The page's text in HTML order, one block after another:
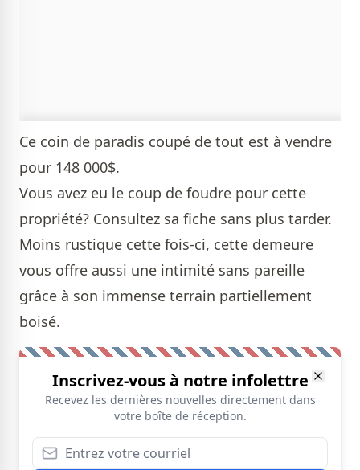
Ce coin de paradis coupé de tout est à vendre
pour 148 000$.
Vous avez eu le coup de foudre pour cette
propriété? Consultez sa fiche sans plus tarder.
Moins rustique cette fois-ci, cette demeure
vous offre aussi une intimité sans pareille
grâce à son immense terrain partiellement
boisé.
Inscrivez-vous à notre infolettre
Recevez les dernières nouvelles directement dans
votre boîte de réception.